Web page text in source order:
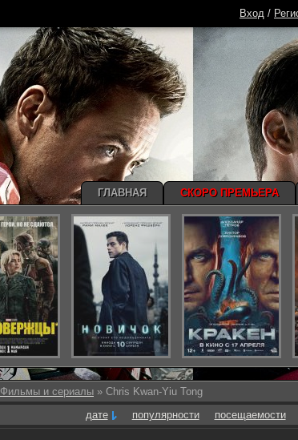
Фильмы и сериалы » Chris Kwan-Yiu Tong
дате
популярности посещаемости
Вход /
ГЛАВНАЯ СКОРО ПРЕМЬЕРА